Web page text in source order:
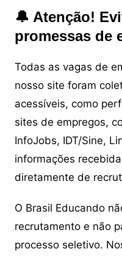
🔔 Atenção!
promessas de
Todas as vagas de
nosso site foram
acessíveis, como
sites de empregos,
InfoJobs, IDT/Sine,
informações
diretamente de
O Brasil Educando
recrutamento e não
processo seletivo.